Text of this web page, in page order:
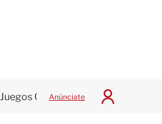
Juegos Centroamericanos
Anúnciate
I